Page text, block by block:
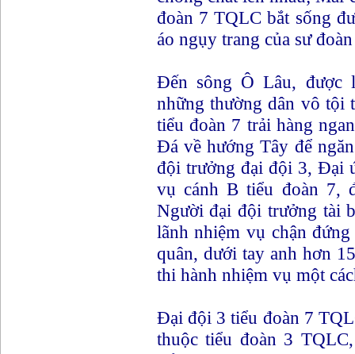
đoàn 7 TQLC bắt sống
áo ngụy trang của sư
Đến sông Ô Lâu, được
những thường dân vô tội
tiểu đoàn 7 trải hàng
Đá về hướng Tây để
đội trưởng đại đội 3, Đại
vụ cánh B tiểu đoàn 7,
Người đại đội trưởng tài
lãnh nhiệm vụ chận
quân, dưới tay anh hơn
thi hành nhiệm vụ một
Đại đội 3 tiểu đoàn 7
thuộc tiểu đoàn 3